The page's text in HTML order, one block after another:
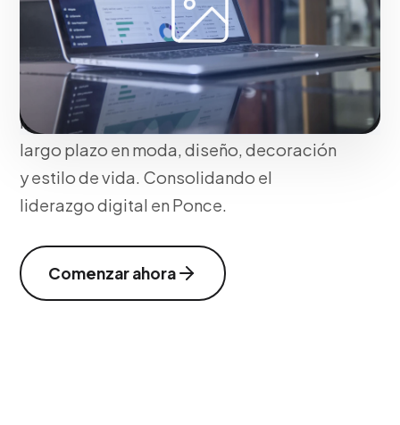
visual más importante. Potenciamos
Pines promocionados mediante SEO
interno en Pinterest, aprovechando la alta
intención de compra que caracteriza a
los usuarios que planifican proyectos a
largo plazo en moda, diseño, decoración
y estilo de vida. Consolidando el
liderazgo digital en Ponce.
Comenzar ahora